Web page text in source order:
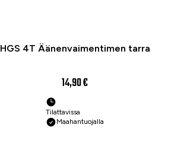
HGS 4T Äänenvaimentimen tarra
14,90 €
Tilattavissa
Maahantuojalla